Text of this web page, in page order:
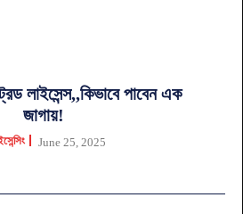
লাইসেন্স,,কিভাবে পাবেন এক
জাগায়!
June 25, 2025